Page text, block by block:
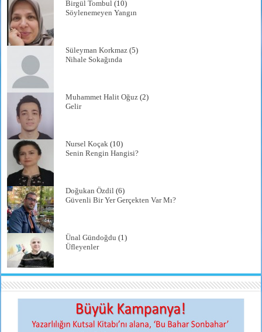
Birgül Tombul (10)
Söylenemeyen Yangın
Süleyman Korkmaz (5)
Nihale Sokağında
Muhammet Halit Oğuz (2)
Gelir
Nursel Koçak (10)
Senin Rengin Hangisi?
Doğukan Özdil (6)
Güvenli Bir Yer Gerçekten Var Mı?
Ünal Gündoğdu (1)
Üfleyenler